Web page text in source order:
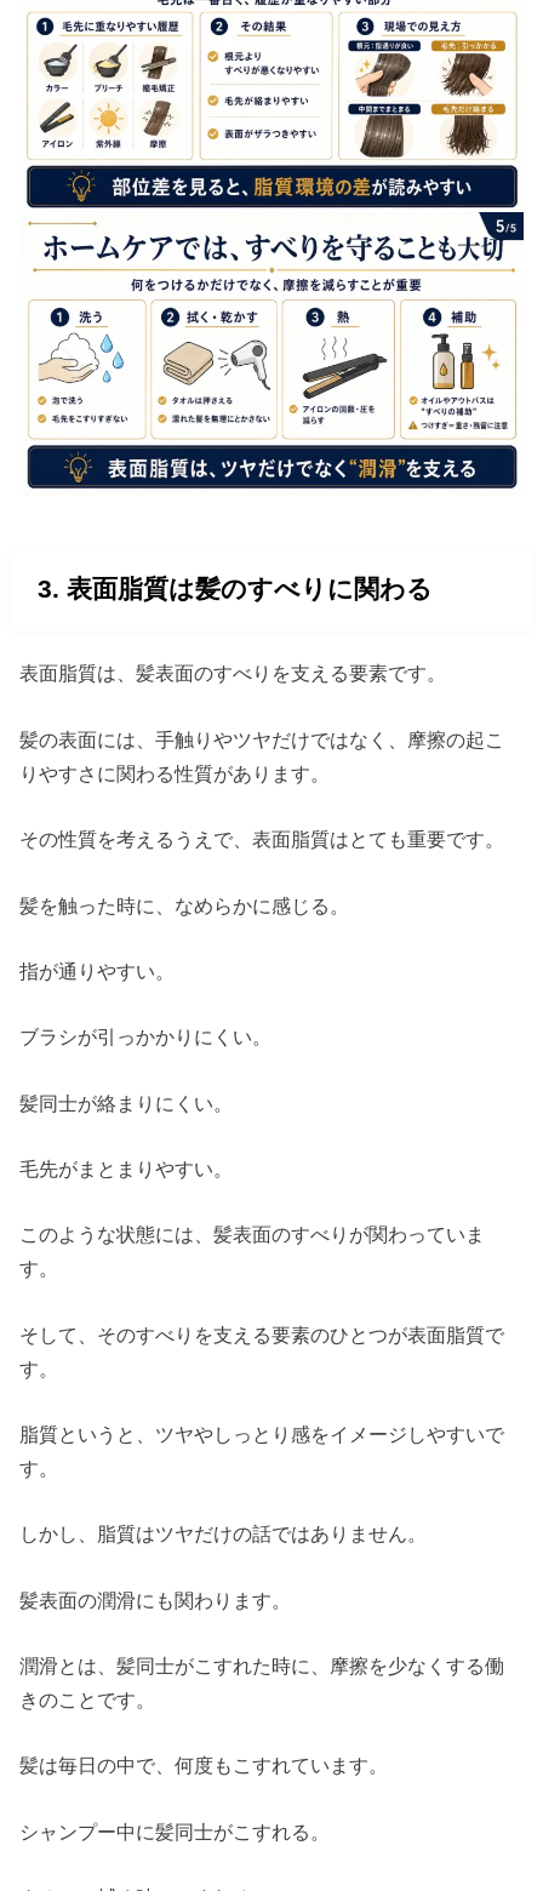
3. 表面脂質は髪のすべりに関わる
表面脂質は、髪表面のすべりを支える要素です。
髪の表面には、手触りやツヤだけではなく、摩擦の起こ
りやすさに関わる性質があります。
その性質を考えるうえで、表面脂質はとても重要です。
髪を触った時に、なめらかに感じる。
指が通りやすい。
ブラシが引っかかりにくい。
髪同士が絡まりにくい。
毛先がまとまりやすい。
このような状態には、髪表面のすべりが関わっていま
す。
そして、そのすべりを支える要素のひとつが表面脂質で
す。
脂質というと、ツヤやしっとり感をイメージしやすいで
す。
しかし、脂質はツヤだけの話ではありません。
髪表面の潤滑にも関わります。
潤滑とは、髪同士がこすれた時に、摩擦を少なくする働
きのことです。
髪は毎日の中で、何度もこすれています。
シャンプー中に髪同士がこすれる。